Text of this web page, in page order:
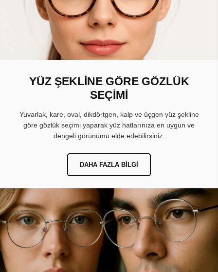
YÜZ ŞEKLİNE GÖRE GÖZLÜK
SEÇİMİ
Yuvarlak, kare, oval, dikdörtgen, kalp ve üçgen yüz şekline
göre gözlük seçimi yaparak yüz hatlarınıza en uygun ve
dengeli görünümü elde edebilirsiniz.
DAHA FAZLA BILGI